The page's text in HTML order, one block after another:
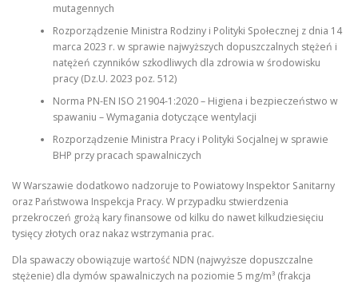
mutagennych
Rozporządzenie Ministra Rodziny i Polityki Społecznej z dnia 14
marca 2023 r. w sprawie najwyższych dopuszczalnych stężeń i
natężeń czynników szkodliwych dla zdrowia w środowisku
pracy (Dz.U. 2023 poz. 512)
Norma PN-EN ISO 21904-1:2020 – Higiena i bezpieczeństwo w
spawaniu – Wymagania dotyczące wentylacji
Rozporządzenie Ministra Pracy i Polityki Socjalnej w sprawie
BHP przy pracach spawalniczych
W Warszawie dodatkowo nadzoruje to Powiatowy Inspektor Sanitarny
oraz Państwowa Inspekcja Pracy. W przypadku stwierdzenia
przekroczeń grożą kary finansowe od kilku do nawet kilkudziesięciu
tysięcy złotych oraz nakaz wstrzymania prac.
Dla spawaczy obowiązuje wartość NDN (najwyższe dopuszczalne
stężenie) dla dymów spawalniczych na poziomie 5 mg/m³ (frakcja